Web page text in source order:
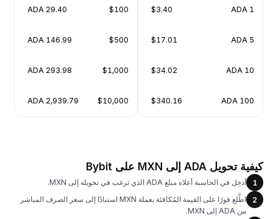
1 ADA
$3.40
5 ADA
$17.01
10 ADA
$34.02
100 ADA
$340.16
$100
29.40 ADA
$500
146.99 ADA
$1,000
293.98 ADA
$10,000
2,939.79 ADA
كيفية تحويل ADA إلى MXN على Bybit
1
أدخِل في الحاسبة أعلاه مبلغ ADA الذي ترغب في تحويله إلى MXN.
2
اطَّلع فورًا على القيمة المُكافئة بعملة MXN استنادًا إلى سعر الصرف المباشر
من ADA إلى MXN.